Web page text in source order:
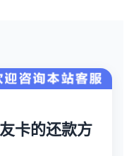
卡的还款方